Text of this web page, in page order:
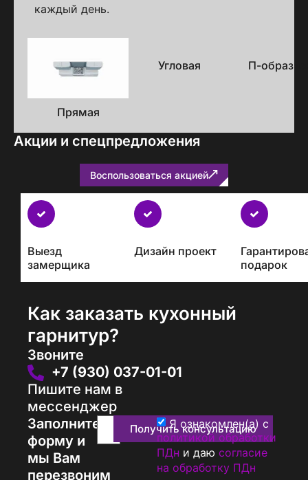
каждый день.
исполнения
Прямая
Угловая П-
Акции и спецпредложения
Воспользоваться акцией
Бесплатно
с
проектом
Выезд
замерщика
Дизайн проект
подарок
Как заказать кухонный
гарнитур?
Звоните
+7 (930) 037-01-01
Пишите нам в
мессенджер
Заполните
форму и
мы Вам
перезвоним
Получить консультацию
Я ознакомлен(а) с
политикой обработки
ПДн и даю согласие
на обработку ПДн